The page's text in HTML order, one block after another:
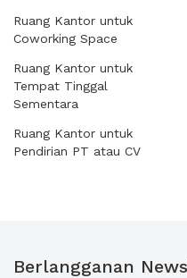
Ruang Kantor untuk
Coworking Space
Ruang Kantor untuk
Tempat Tinggal
Sementara
Ruang Kantor untuk
Pendirian PT atau CV
Berlangganan